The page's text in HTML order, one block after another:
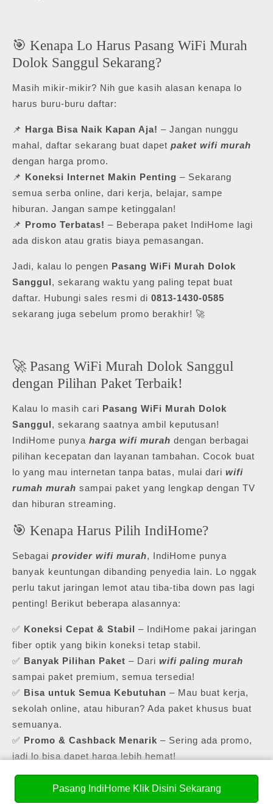
🎯 Kenapa Lo Harus Pasang WiFi Murah
Dolok Sanggul Sekarang?
Masih mikir-mikir? Nih gue kasih alasan kenapa lo
harus buru-buru daftar:
📌 Harga Bisa Naik Kapan Aja! – Jangan nunggu
mahal, daftar sekarang buat dapet paket wifi murah
dengan harga promo.
📌 Koneksi Internet Makin Penting – Sekarang
semua serba online, dari kerja, belajar, sampe
hiburan. Jangan sampe ketinggalan!
📌 Promo Terbatas! – Beberapa paket IndiHome lagi
ada diskon atau gratis biaya pemasangan.
Jadi, kalau lo pengen Pasang WiFi Murah Dolok
Sanggul, sekarang waktu yang paling tepat buat
daftar. Hubungi sales resmi di 0813-1430-0585
sekarang juga sebelum promo berakhir! 🚀
🚀 Pasang WiFi Murah Dolok Sanggul
dengan Pilihan Paket Terbaik!
Kalau lo masih cari Pasang WiFi Murah Dolok
Sanggul, sekarang saatnya ambil keputusan!
IndiHome punya harga wifi murah dengan berbagai
pilihan kecepatan dan layanan tambahan. Cocok buat
lo yang mau internetan tanpa batas, mulai dari wifi
rumah murah sampai paket yang lengkap dengan TV
dan hiburan streaming.
🎯 Kenapa Harus Pilih IndiHome?
Sebagai provider wifi murah, IndiHome punya
banyak keuntungan dibanding penyedia lain. Lo nggak
perlu takut jaringan lemot atau tiba-tiba down pas lagi
penting! Berikut beberapa alasannya:
✅ Koneksi Cepat & Stabil – IndiHome pakai jaringan
fiber optik yang bikin koneksi tetap stabil.
✅ Banyak Pilihan Paket – Dari wifi paling murah
sampai paket premium, semua tersedia!
✅ Bisa untuk Semua Kebutuhan – Mau buat kerja,
sekolah online, atau hiburan? Ada paket khusus buat
semuanya.
✅ Promo & Cashback Menarik – Sering ada promo,
jadi lo bisa dapet harga lebih hemat!
Pasang IndiHome Klik Disini Sekarang